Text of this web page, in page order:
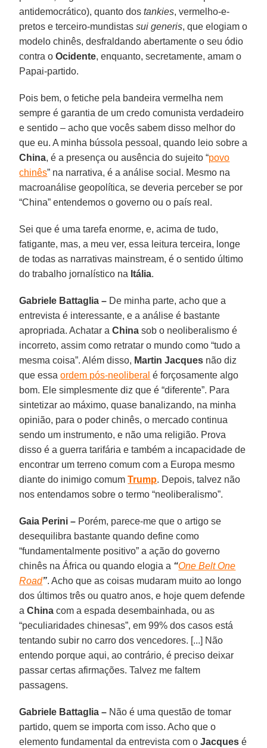
antidemocrático), quanto dostankies, vermelho-e-
pretos e terceiro-mundistassui generis, que elogiam o
modelo chinês, desfraldando abertamente o seu ódio
contra oOcidente, enquanto, secretamente, amam o
Papai-partido.
Pois bem, o fetiche pela bandeira vermelha nem
sempre é garantia de um credo comunista verdadeiro
e sentido – acho que vocês sabem disso melhor do
que eu. A minha bússola pessoal, quando leio sobre a
China, é a presença ou ausência do sujeito “povo
chinês” na narrativa, é a análise social. Mesmo na
macroanálise geopolítica, se deveria perceber se por
“China” entendemos o governo ou o país real.
Sei que é uma tarefa enorme, e, acima de tudo,
fatigante, mas, a meu ver, essa leitura terceira, longe
de todas as narrativas mainstream, é o sentido último
do trabalho jornalístico na Itália.
Gabriele Battaglia – De minha parte, acho que a
entrevista é interessante, e a análise é bastante
apropriada. Achatar aChina sob o neoliberalismo é
incorreto, assim como retratar o mundo como “tudo a
mesma coisa”. Além disso, Martin Jacques não diz
que essaordem pós-neoliberal é forçosamente algo
bom. Ele simplesmente diz que é “diferente”. Para
sintetizar ao máximo, quase banalizando, na minha
opinião, para o poder chinês, o mercado continua
sendo um instrumento, e não uma religião. Prova
disso é a guerra tarifária e também a incapacidade de
encontrar um terreno comum com a Europa mesmo
diante do inimigo comumTrump. Depois, talvez não
nos entendamos sobre o termo “neoliberalismo”.
Gaia Perini – Porém, parece-me que o artigo se
desequilibra bastante quando define como
“fundamentalmente positivo” a ação do governo
chinês na África ou quando elogia a “One Belt One
Road”. Acho que as coisas mudaram muito ao longo
dos últimos três ou quatro anos, e hoje quem defende
aChina com a espada desembainhada, ou as
“peculiaridades chinesas”, em 99% dos casos está
tentando subir no carro dos vencedores. [...] Não
entendo porque aqui, ao contrário, é preciso deixar
passar certas afirmações. Talvez me faltem
passagens.
Gabriele Battaglia – Não é uma questão de tomar
partido, quem se importa com isso. Acho que o
elemento fundamental da entrevista com oJacques é